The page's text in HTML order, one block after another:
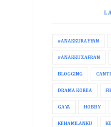
#ANAKKURAYYAN
#ANAKKUZAFRAN
BLOGGING
DRAMA KOREA
GAYA HOBBY
KEHAMILANKU